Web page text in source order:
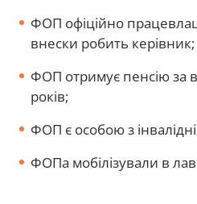
ФОП офіційно
внески робить керівник;
ФОП отримує пенсію за
років;
ФОП є особою з
ФОПа мобілізували в